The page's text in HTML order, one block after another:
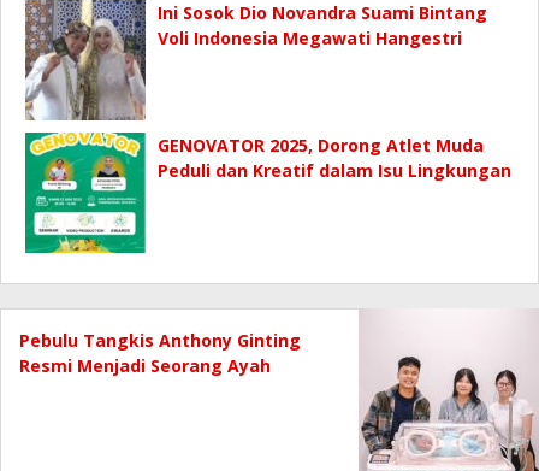
Ini Sosok Dio Novandra Suami Bintang
Voli Indonesia Megawati Hangestri
GENOVATOR 2025, Dorong Atlet Muda
Peduli dan Kreatif dalam Isu Lingkungan
Pebulu Tangkis Anthony Ginting
Resmi Menjadi Seorang Ayah